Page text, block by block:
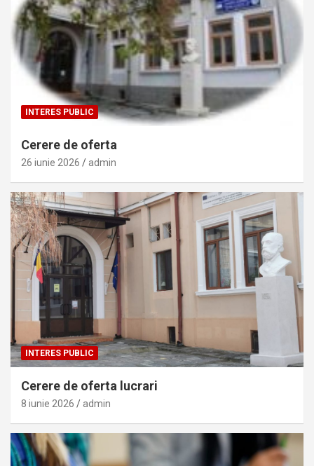
INTERES PUBLIC
Cerere de oferta
26 iunie 2026 admin
INTERES PUBLIC
Cerere de oferta lucrari
8 iunie 2026 admin